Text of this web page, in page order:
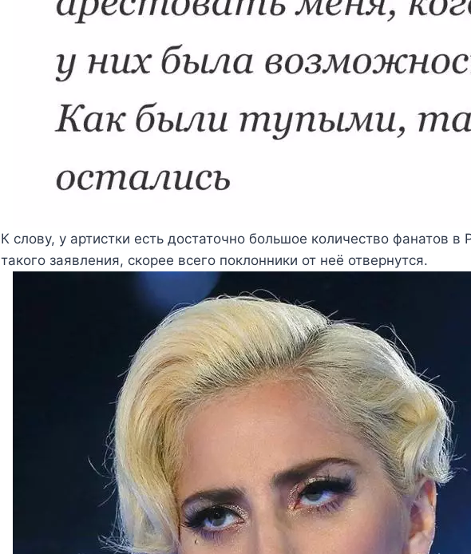
К слову, у артистки есть достаточно большое количество фанатов в
такого заявления, скорее всего поклонники от неё отвернутся.